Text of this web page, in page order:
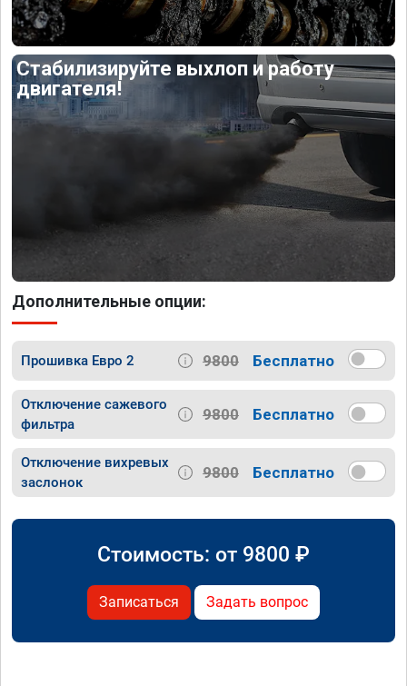
Стабилизируйте выхлоп и работу
двигателя!
Дополнительные опции:
Прошивка Евро 2 9800 Бесплатно
Отключение сажевого
фильтра
9800 Бесплатно
Отключение вихревых
заслонок
9800 Бесплатно
Стоимость: от 9800 ₽
Записаться Задать вопрос